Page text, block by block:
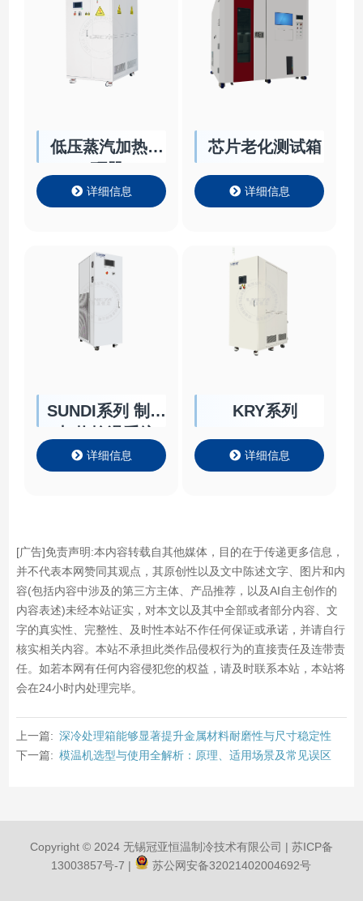
低压蒸汽加热循
详细信息
芯片老化测试箱
详细信息
SUNDI系列 制冷
详细信息
KRY系列
详细信息
[广告]免责声明:本内容转载自其他媒体，目的在于传递更多信息，
并不代表本网赞同其观点，其原创性以及文中陈述文字、图片和内
容(包括内容中涉及的第三方主体、产品推荐，以及AI自主创作的
内容表述)未经本站证实，对本文以及其中全部或者部分内容、文
字的真实性、完整性、及时性本站不作任何保证或承诺，并请自行
核实相关内容。本站不承担此类作品侵权行为的直接责任及连带责
任。如若本网有任何内容侵犯您的权益，请及时联系本站，本站将
会在24小时内处理完毕。
上一篇: 深冷处理箱能够显著提升金属材料耐磨性与尺寸稳定性
下一篇: 模温机选型与使用全解析：原理、适用场景及常见误区
Copyright © 2024 无锡冠亚恒温制冷技术有限公司 | 苏ICP备
13003857号-7 | 苏公网安备32021402004692号